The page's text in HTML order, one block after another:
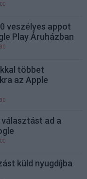
veszélyes appot
Play Áruházban
többet
az Apple
ad a
küld nyugdíjba